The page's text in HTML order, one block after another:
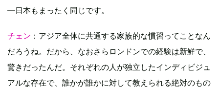
—日本もまったく同じです。
チェン ：アジア全体に共通する家族的な慣習ってことなん
だろうね。だから、なおさらロンドンでの経験は新鮮で、
驚きだったんだ。それぞれの人が独立したインディビジュ
アルな存在で、誰かが誰かに対して教えられる絶対のもの